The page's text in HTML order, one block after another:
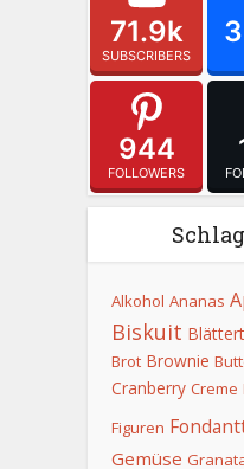
71.9k
SUBSCRIBERS
944
FOLLOWERS
Alkohol Ananas
Biskuit
Brot Brownie
Cranberry Creme
Figuren
Gemüse